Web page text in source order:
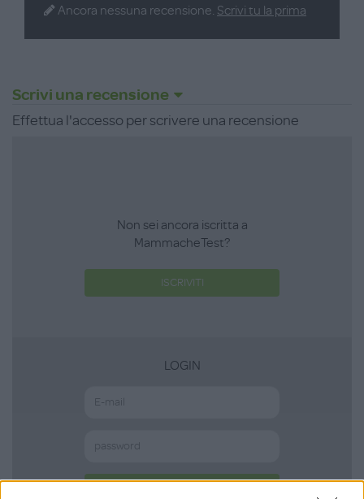
Ancora nessuna recensione. Scrivi tu la prima
Scrivi una recensione
Effettua l'accesso per scrivere una recensione
Non sei ancora iscritta a
MammacheTest?
ISCRIVITI
LOGIN